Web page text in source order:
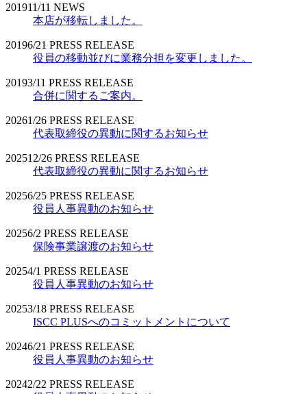
201911/11 NEWS
本店が移転しました。
20196/21 PRESS RELEASE
役員の移動並びに業務分担を変更しました。
20193/11 PRESS RELEASE
合併に関するご案内。
20261/26 PRESS RELEASE
代表取締役の異動に関するお知らせ
202512/26 PRESS RELEASE
代表取締役の異動に関するお知らせ
20256/25 PRESS RELEASE
役員人事異動のお知らせ
20256/2 PRESS RELEASE
保険事業譲渡のお知らせ
20254/1 PRESS RELEASE
役員人事異動のお知らせ
20253/18 PRESS RELEASE
ISCC PLUSへのコミットメントについて
20246/21 PRESS RELEASE
役員人事異動のお知らせ
20242/22 PRESS RELEASE